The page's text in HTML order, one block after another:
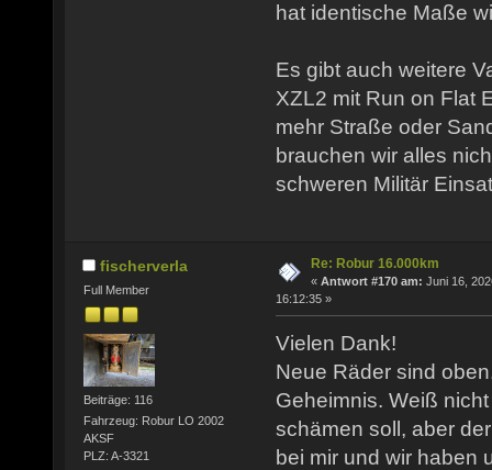
hat identische Maße
Es gibt auch weitere
XZL2 mit Run on Flat
mehr Straße oder
brauchen wir alles
schweren Militär
fischerverla
Full Member
Beiträge: 116
Fahrzeug: Robur LO 2002
AKSF
PLZ: A-3321
Re: Robur 16.000km
« Antwort #170 am: Juni 16,
16:12:35 »
Vielen Dank!
Neue Räder sind
Geheimnis. Weiß
schämen soll, aber
bei mir und wir haben